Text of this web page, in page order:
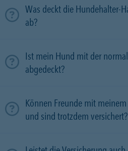
Was deckt die Hundehalter-
ab?
Ist mein Hund mit der
abgedeckt?
Können Freunde mit
und sind trotzdem versichert?